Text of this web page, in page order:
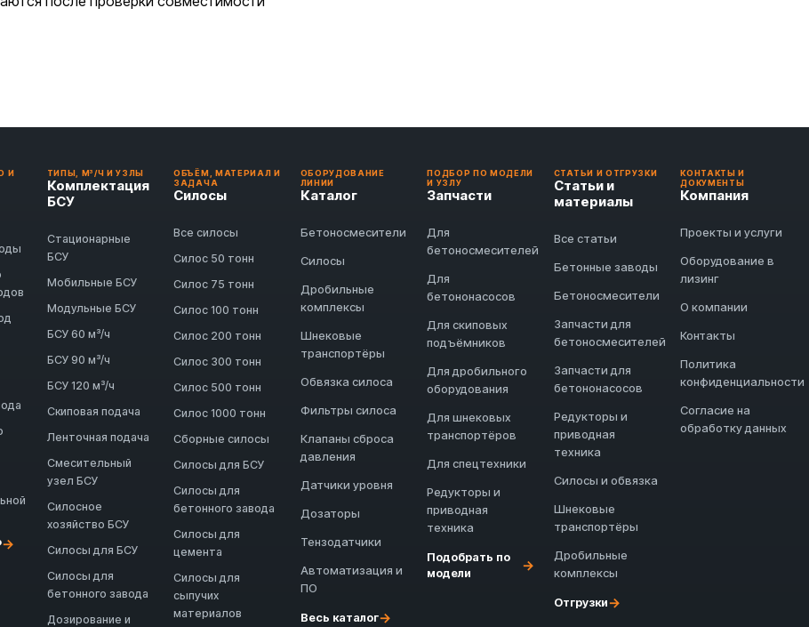
И
→
ТИПЫ, М³/Ч И УЗЛЫ
Комплектация
БСУ
Стационарные
БСУ
Мобильные БСУ
Модульные БСУ
БСУ 60 м³/ч
БСУ 90 м³/ч
БСУ 120 м³/ч
Скиповая подача
Ленточная подача
Смесительный
узел БСУ
Силосное
хозяйство БСУ
Силосы для БСУ
Силосы для
бетонного завода
Дозирование и
ОБЪЁМ, МАТЕРИАЛ И
ЗАДАЧА
Силосы
Все силосы
Силос 50 тонн
Силос 75 тонн
Силос 100 тонн
Силос 200 тонн
Силос 300 тонн
Силос 500 тонн
Силос 1000 тонн
Сборные силосы
Силосы для БСУ
Силосы для
бетонного завода
Силосы для
цемента
Силосы для
сыпучих
материалов
ОБОРУДОВАНИЕ
ЛИНИИ
Каталог
Бетоносмесители
Силосы
Дробильные
комплексы
Шнековые
транспортёры
Обвязка силоса
Фильтры силоса
Клапаны сброса
давления
Датчики уровня
Дозаторы
Тензодатчики
Автоматизация и
ПО
Весь каталог→
ПОДБОР ПО МОДЕЛИ
И УЗЛУ
Запчасти
Для
бетоносмесителей
Для
бетононасосов
Для скиповых
подъёмников
Для дробильного
оборудования
Для шнековых
транспортёров
Для спецтехники
Редукторы и
приводная
техника
Подобрать по
модели
→
СТАТЬИ И ОТГРУЗКИ
Статьи и
материалы
Все статьи
Бетонные заводы
Бетоносмесители
Запчасти для
бетоносмесителей
Запчасти для
бетононасосов
Редукторы и
приводная
техника
Силосы и обвязка
Шнековые
транспортёры
Дробильные
комплексы
Отгрузки→
КОНТАКТЫ И
ДОКУМЕНТЫ
Компания
Проекты и услуги
Оборудование в
лизинг
О компании
Контакты
Политика
конфиденциальности
Согласие на
обработку данных